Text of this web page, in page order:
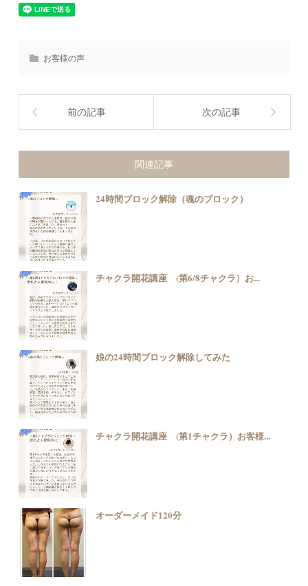
お客様の声
前の記事 次の記事
関連記事
24時間ブロック解除（魂のブロック）
チャクラ開花講座 (第6/8チャクラ）お...
娘の24時間ブロック解除してみた
チャクラ開花講座 (第1チャクラ）お客様...
オーダーメイド120分